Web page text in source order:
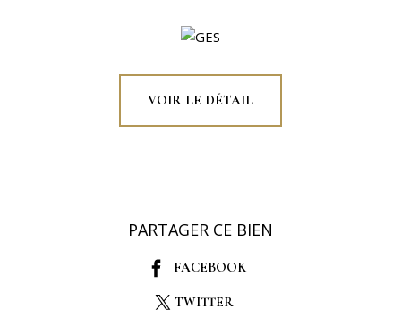
VOIR LE DÉTAIL
PARTAGER CE BIEN
FACEBOOK
TWITTER